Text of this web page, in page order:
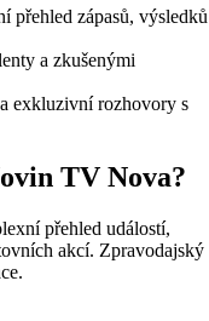
přehled zápasů, výsledků
a zkušenými
exkluzivní rozhovory s
TV Nova?
přehled událostí,
akcí. Zpravodajský